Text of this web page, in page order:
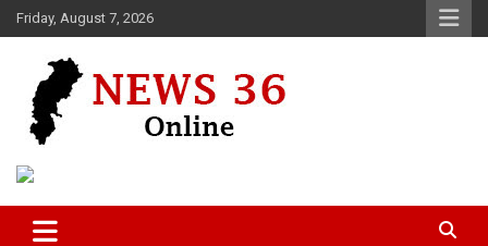
Skip
to
Friday, August 7, 2026
News 36